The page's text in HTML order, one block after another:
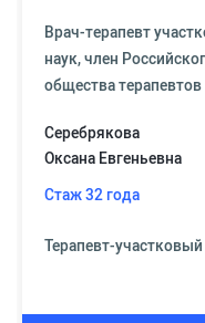
Врач-терапевт
наук, член
общества терапевтов
Серебрякова
Оксана Евгеньевна
Стаж 32 года
Терапевт-участковый